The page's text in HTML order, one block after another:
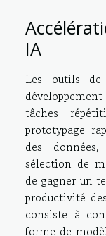
IA
Les outils
tâches
prototypage
des
sélection de
de gagner un
productivité
consiste à
forme de